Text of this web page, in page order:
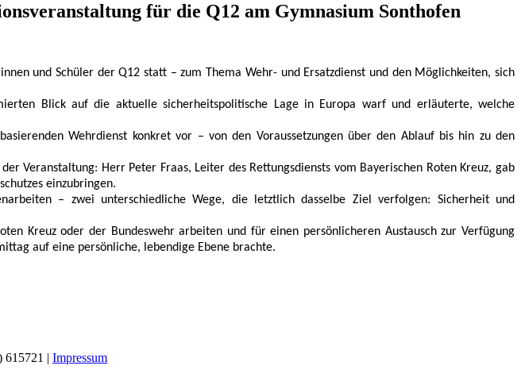
für die Q12 am Gymnasium Sonthofen
und Schüler der Q12 statt – zum Thema Wehr- und Ersatzdienst und den Möglichkeiten, sich
Blick auf die aktuelle sicherheitspolitische Lage in Europa warf und erläuterte, welche
Wehrdienst konkret vor – von den Voraussetzungen über den Ablauf bis hin zu den
Veranstaltung: Herr Peter Fraas, Leiter des Rettungsdiensts vom Bayerischen Roten Kreuz, gab
einzubringen.
– zwei unterschiedliche Wege, die letztlich dasselbe Ziel verfolgen: Sicherheit und
Kreuz oder der Bundeswehr arbeiten und für einen persönlicheren Austausch zur Verfügung
auf eine persönliche, lebendige Ebene brachte.
615721 | Impressum